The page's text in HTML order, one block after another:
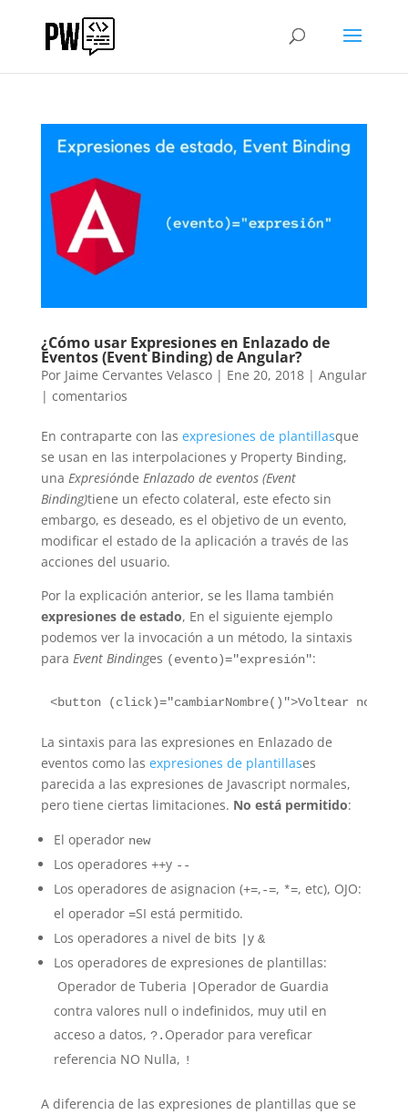
¿Cómo usar Expresiones en Enlazado de
Eventos (Event Binding) de Angular?
Por Jaime Cervantes Velasco| Ene 20, 2018| Angular
| comentarios
En contraparte con las expresiones de plantillasque
se usan en las interpolaciones y Property Binding,
una Expresiónde Enlazado de eventos (Event
Binding)tiene un efecto colateral, este efecto sin
embargo, es deseado, es el objetivo de un evento,
modificar el estado de la aplicación a través de las
acciones del usuario.
Por la explicación anterior, se les llama también
expresiones de estado, En el siguiente ejemplo
podemos ver la invocación a un método, la sintaxis
para Event Bindinges (evento)="expresión":
La sintaxis para las expresiones en Enlazado de
eventos como las expresiones de plantillases
parecida a las expresiones de Javascript normales,
pero tiene ciertas limitaciones. No está permitido:
El operador new
Los operadores ++y --
Los operadores de asignacion (+=,-=, *=, etc), OJO:
el operador =SI está permitido.
Los operadores a nivel de bits
y &
Los operadores de expresiones de plantillas:
Operador de Tuberia
Operador de Guardia
contra valores null o indefinidos, muy util en
acceso a datos, ?. Operador para vereficar
referencia NO Nulla, !
A diferencia de las expresiones de plantillas que se